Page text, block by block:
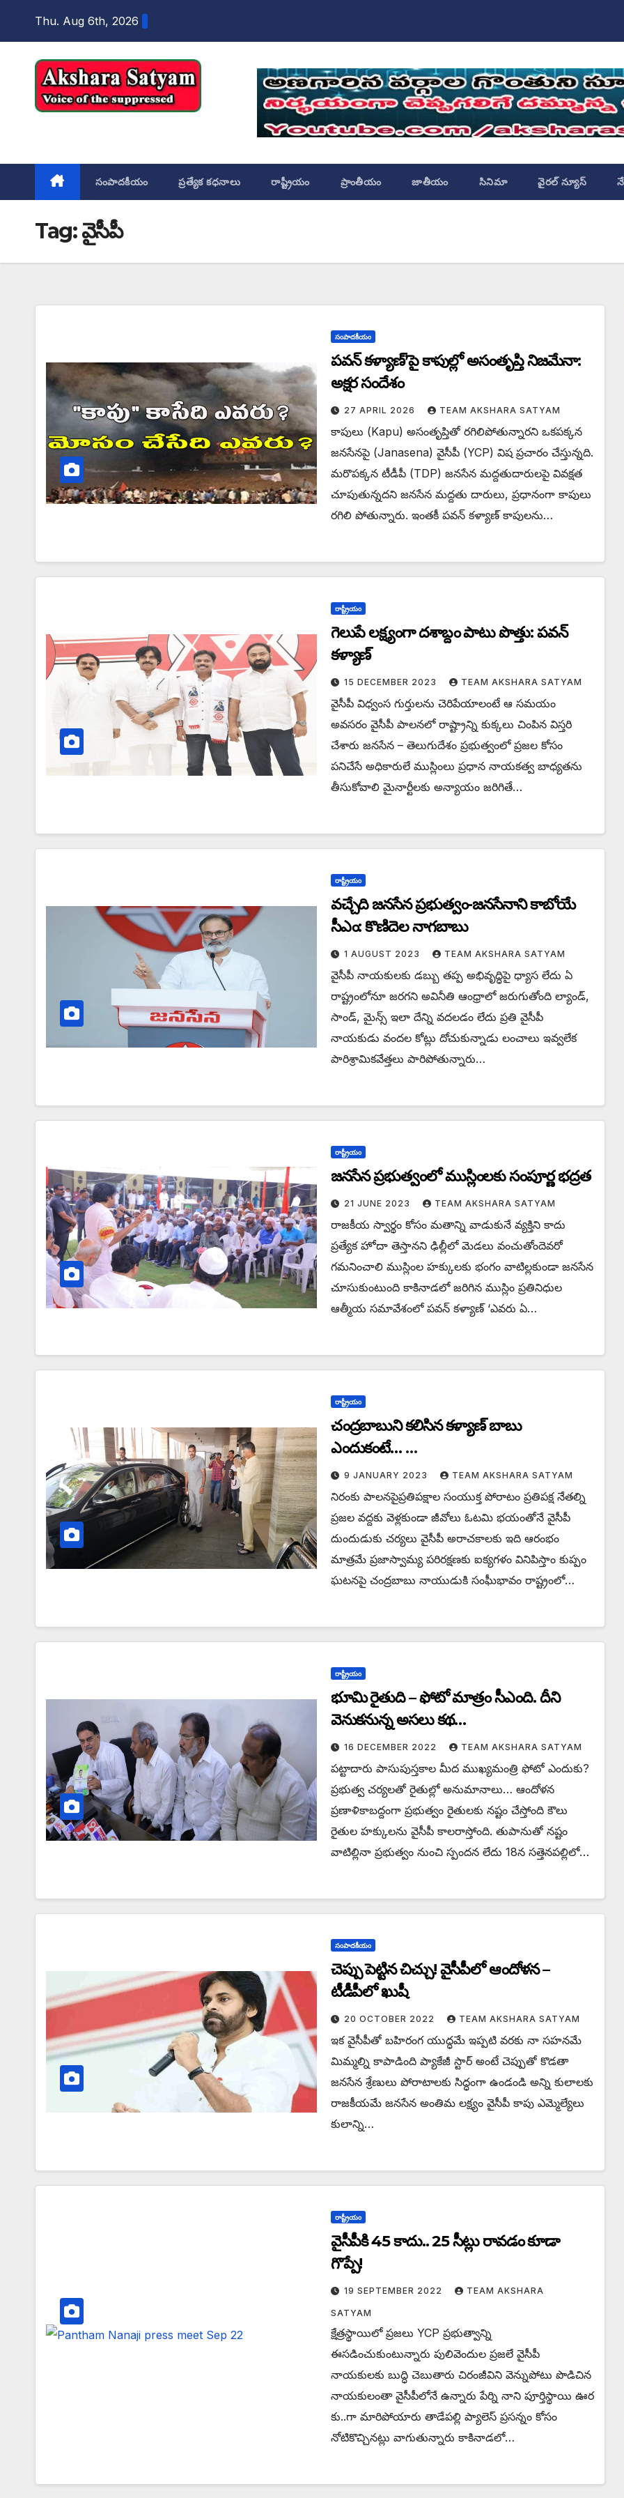
Thu. Aug 6th, 2026
సంపాదకీయం ప్రత్యేక కధనాలు రాష్ట్రీయం ప్రాంతీయం జాతీయం సినిమా వైరల్ న్యూస్
Tag:వైసీపీ
సంపాదకీయం
పవన్ కళ్యాణ్’పై కాపుల్లో అసంతృప్తి నిజమేనా:
అక్షర సందేశం
27 APRIL 2026 TEAM AKSHARA SATYAM
కాపులు (Kapu) అసంతృప్తితో రగిలిపోతున్నారని ఒకపక్కన
జనసేనపై (Janasena) వైసీపీ (YCP) విష ప్రచారం చేస్తున్నది.
మరొపక్కన టీడీపీ (TDP) జనసేన మద్దతుదారులపై వివక్షత
చూపుతున్నదని జనసేన మద్దతు దారులు, ప్రధానంగా కాపులు
రగిలి పోతున్నారు. ఇంతకీ పవన్ కళ్యాణ్ కాపులను…
రాష్ట్రీయం
గెలుపే లక్ష్యంగా దశాబ్దం పాటు పొత్తు: పవన్
కళ్యాణ్
15 DECEMBER 2023 TEAM AKSHARA SATYAM
వైసీపీ విధ్వంస గుర్తులను చెరిపేయాలంటే ఆ సమయం
అవసరం వైసీపీ పాలనలో రాష్ట్రాన్ని కుక్కలు చింపిన విస్తరి
చేశారు జనసేన – తెలుగుదేశం ప్రభుత్వంలో ప్రజల కోసం
పనిచేసే అధికారులే ముస్లింలు ప్రధాన నాయకత్వ బాధ్యతను
తీసుకోవాలి మైనార్టీలకు అన్యాయం జరిగితే…
రాష్ట్రీయం
వచ్చేది జనసేన ప్రభుత్వం-జనసేనాని కాబోయే
సీఎం: కొణిదెల నాగబాబు
1 AUGUST 2023 TEAM AKSHARA SATYAM
వైసీపీ నాయకులకు డబ్బు తప్ప అభివృద్ధిపై ధ్యాస లేదు ఏ
రాష్ట్రంలోనూ జరగని అవినీతి ఆంధ్రాలో జరుగుతోంది ల్యాండ్,
సాండ్, మైన్స్ ఇలా దేన్ని వదలడం లేదు ప్రతి వైసీపీ
నాయకుడు వందల కోట్లు దోచుకున్నాడు లంచాలు ఇవ్వలేక
పారిశ్రామికవేత్తలు పారిపోతున్నారు…
రాష్ట్రీయం
జనసేన ప్రభుత్వంలో ముస్లింలకు సంపూర్ణ భద్రత
21 JUNE 2023 TEAM AKSHARA SATYAM
రాజకీయ స్వార్థం కోసం మతాన్ని వాడుకునే వ్యక్తిని కాదు
ప్రత్యేక హోదా తెస్తానని ఢిల్లీలో మెడలు వంచుతోందెవరో
గమనించాలి ముస్లింల హక్కులకు భంగం వాటిల్లకుండా జనసేన
చూసుకుంటుంది కాకినాడలో జరిగిన ముస్లిం ప్రతినిధుల
ఆత్మీయ సమావేశంలో పవన్ కళ్యాణ్ ‘ఎవరు ఏ…
రాష్ట్రీయం
చంద్రబాబుని కలిసిన కళ్యాణ్ బాబు
ఎందుకంటే…
కన్నీటి సంద్రంలో కులనాయకులు
9 JANUARY 2023 TEAM AKSHARA SATYAM
నిరంకు పాలనపైప్రతిపక్షాల సంయుక్త పోరాటం ప్రతిపక్ష నేతల్ని
ప్రజల వద్దకు వెళ్లకుండా జీవోలు ఓటమి భయంతోనే వైసీపీ
దుందుడుకు చర్యలు వైసీపీ అరాచకాలకు ఇది ఆరంభం
మాత్రమే ప్రజాస్వామ్య పరిరక్షణకు ఐక్యగళం వినిపిస్తాం కుప్పం
ఘటనపై చంద్రబాబు నాయుడుకి సంఘీభావం రాష్ట్రంలో…
రాష్ట్రీయం
భూమి రైతుది – ఫోటో మాత్రం సీఎంది. దీని
వెనుకనున్న అసలు కథ…
16 DECEMBER 2022 TEAM AKSHARA SATYAM
పట్టాదారు పాసుపుస్తకాల మీద ముఖ్యమంత్రి ఫోటో ఎందుకు?
ప్రభుత్వ చర్యలతో రైతుల్లో అనుమానాలు… ఆందోళన
ప్రణాళికాబద్దంగా ప్రభుత్వం రైతులకు నష్టం చేస్తోంది కౌలు
రైతుల హక్కులను వైసీపీ కాలరాస్తోంది. తుపానుతో నష్టం
వాటిల్లినా ప్రభుత్వం నుంచి స్పందన లేదు 18న సత్తెనపల్లిలో…
సంపాదకీయం
చెప్పు పెట్టిన చిచ్చు! వైసీపీలో ఆందోళన –
టీడీపీలో ఖుషీ
20 OCTOBER 2022 TEAM AKSHARA SATYAM
ఇక వైసీపీతో బహిరంగ యుద్ధమే ఇప్పటి వరకు నా సహనమే
మిమ్మల్ని కాపాడింది ప్యాకేజీ స్టార్ అంటే చెప్పుతో కొడతా
జనసేన శ్రేణులు పోరాటాలకు సిద్ధంగా ఉండండి అన్ని కులాలకు
రాజకీయమే జనసేన అంతిమ లక్ష్యం వైసీపీ కాపు ఎమ్మెల్యేలు
కులాన్ని…
రాష్ట్రీయం
వైసీపీకి 45 కాదు.. 25 సీట్లు రావడం కూడా
గొప్పే!
19 SEPTEMBER 2022 TEAM AKSHARA
SATYAM
క్షేత్రస్థాయిలో ప్రజలు YCP ప్రభుత్వాన్ని
ఈసడించుకుంటున్నారు పులివెందుల ప్రజలే వైసీపీ
నాయకులకు బుద్ధి చెబుతారు చిరంజీవిని వెన్నుపోటు పొడిచిన
నాయకులంతా వైసీపీలోనే ఉన్నారు పేర్ని నాని పూర్తిస్థాయి ఊర
కు..గా మారిపోయారు తాడేపల్లి ప్యాలెస్ ప్రసన్నం కోసం
నోటికొచ్చినట్లు వాగుతున్నారు కాకినాడలో…